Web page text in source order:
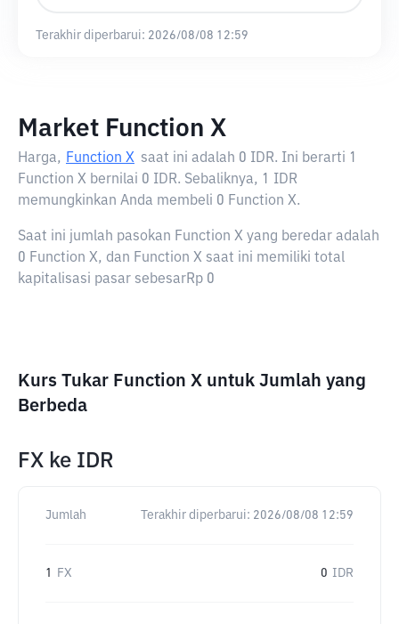
Terakhir diperbarui: 2026/08/08 12:59
Market Function X
Harga, Function X saat ini adalah 0 IDR. Ini berarti 1
Function X bernilai 0 IDR. Sebaliknya, 1 IDR
memungkinkan Anda membeli 0 Function X.
Saat ini jumlah pasokan Function X yang beredar adalah
0 Function X, dan Function X saat ini memiliki total
kapitalisasi pasar sebesarRp 0
Kurs Tukar Function X untuk Jumlah yang
Berbeda
FX ke IDR
Jumlah Terakhir diperbarui: 2026/08/08 12:59
1 FX 0 IDR